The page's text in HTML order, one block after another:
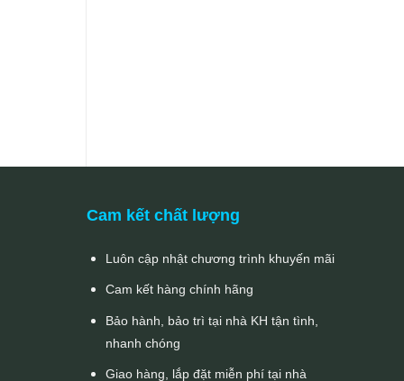
Cam kết chất lượng
Luôn cập nhật chương trình khuyến mãi
Cam kết hàng chính hãng
Bảo hành, bảo trì tại nhà KH tận tình,
nhanh chóng
Giao hàng, lắp đặt miễn phí tại nhà